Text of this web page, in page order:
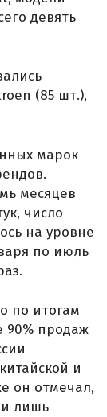
девять
(85 шт.),
марок
месяцев
число
на уровне
по июль
по итогам
90% продаж
и
он отмечал,
лишь